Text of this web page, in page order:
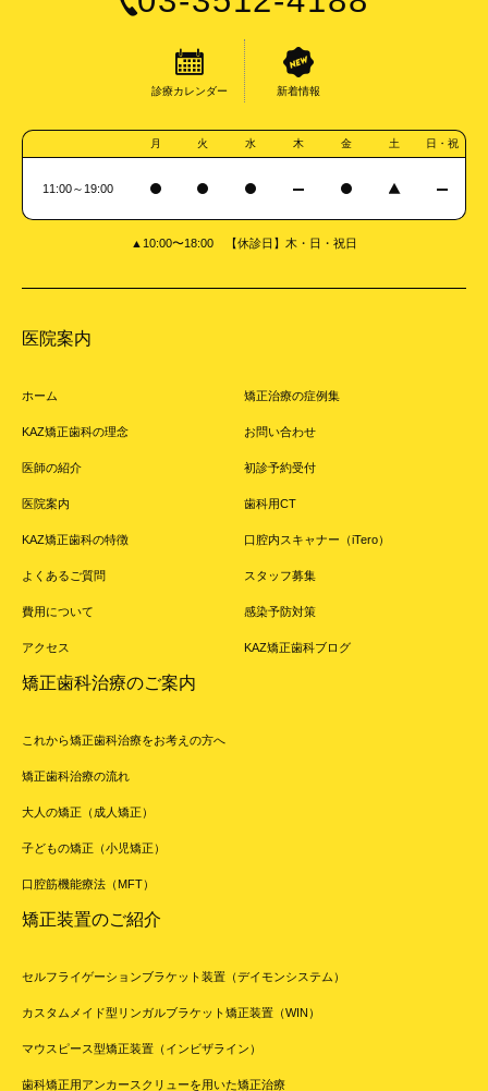
診療カレンダー 新着情報
月 火 水 木 金 土 日・祝
11:00～19:00
▲10:00〜18:00 【休診日】木・日・祝日
医院案内
ホーム
KAZ矯正歯科の理念
医師の紹介
医院案内
KAZ矯正歯科の特徴
よくあるご質問
費用について
アクセス
矯正治療の症例集
お問い合わせ
初診予約受付
歯科用CT
口腔内スキャナー（iTero）
スタッフ募集
感染予防対策
KAZ矯正歯科ブログ
矯正歯科治療のご案内
これから矯正歯科治療をお考えの方へ
矯正歯科治療の流れ
大人の矯正（成人矯正）
子どもの矯正（小児矯正）
口腔筋機能療法（MFT）
矯正装置のご紹介
セルフライゲーションブラケット装置（デイモンシステム）
カスタムメイド型リンガルブラケット矯正装置（WIN）
マウスピース型矯正装置（インビザライン）
歯科矯正用アンカースクリューを用いた矯正治療